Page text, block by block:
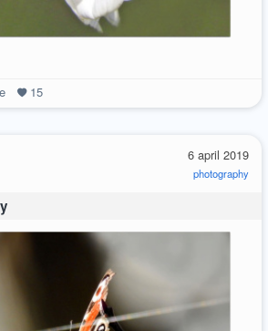
15
6 april 2019
photography